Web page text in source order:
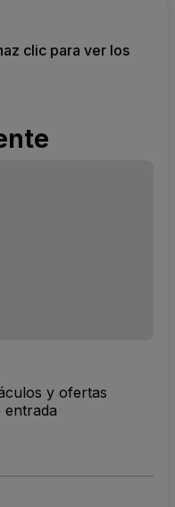
clic para ver los
y ofertas
entrada